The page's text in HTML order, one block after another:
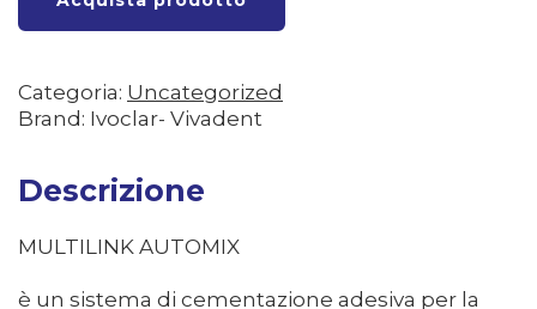
Categoria: Uncategorized
Brand: Ivoclar- Vivadent
Descrizione
MULTILINK AUTOMIX
è un sistema di cementazione adesiva per la